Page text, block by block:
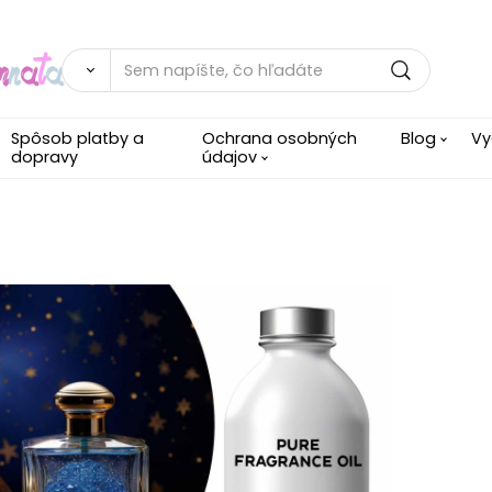
Spôsob platby a
dopravy
Ochrana osobných
údajov
Blog